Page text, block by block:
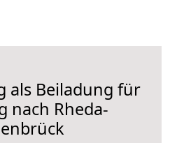
als Beiladung für
nach Rheda-